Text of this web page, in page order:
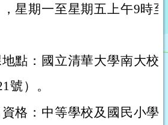
星期一至星期五上午9時
點：國立清華大學南大校
號）。
格：中等學校及國民小學